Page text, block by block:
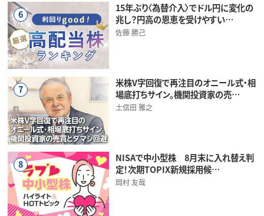
6
15年ぶり〈為替介入〉でドル円に変化の
兆し？円高の恩恵を受けやすい…
佐藤 勝己
7
米株V字回復で再注目のオニール式・相
場底打ちサイン。機関投資家の売…
土信田 雅之
8
NISAで中小型株 8月末に入れ替え判
定！次期TOPIX新規採用候…
岡村 友哉